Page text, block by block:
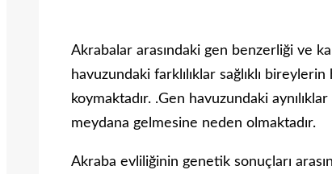
Akrabalar arasındaki gen benzerliği ve
havuzundaki farklılıklar sağlıklı
koymaktadır. .Gen havuzundaki aynılıklar
meydana gelmesine neden olmaktadır.
Akraba evliliğinin genetik sonuçları